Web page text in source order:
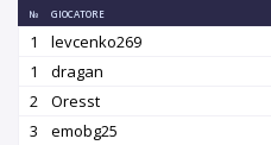
№ GIOCATORE
1 levcenko269
1
dragan
2
Oresst
3
emobg25